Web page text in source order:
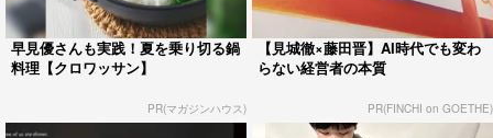
早見優さんも実践！夏を乗り切る鍋
料理【クロワッサン】
PR(マガジンハウス)
【見城徹×藤田晋】AI時代でも変わ
らない経営者の本質
PR(FINCHI on GOETHE)